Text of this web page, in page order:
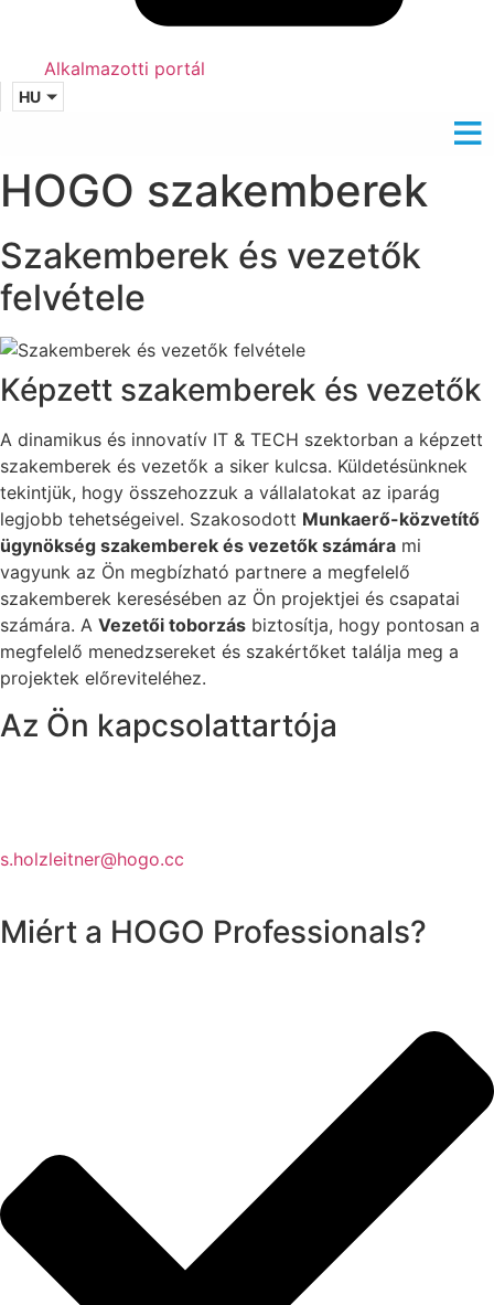
Alkalmazotti portál
HU
HOGO szakemberek
Szakemberek és vezetők
felvétele
Képzett szakemberek és vezetők
A dinamikus és innovatív IT & TECH szektorban a képzett
szakemberek és vezetők a siker kulcsa. Küldetésünknek
tekintjük, hogy összehozzuk a vállalatokat az iparág
legjobb tehetségeivel. Szakosodott Munkaerő-közvetítő
ügynökség szakemberek és vezetők számára mi
vagyunk az Ön megbízható partnere a megfelelő
szakemberek keresésében az Ön projektjei és csapatai
számára. A Vezetői toborzás biztosítja, hogy pontosan a
megfelelő menedzsereket és szakértőket találja meg a
projektek előreviteléhez.
Az Ön kapcsolattartója
s.holzleitner@hogo.cc
Miért a HOGO Professionals?